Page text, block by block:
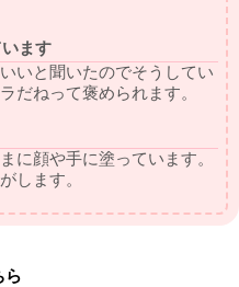
ます
いと聞いたのでそうしてい
だねって褒められます。
に顔や手に塗っています。
します。
ら